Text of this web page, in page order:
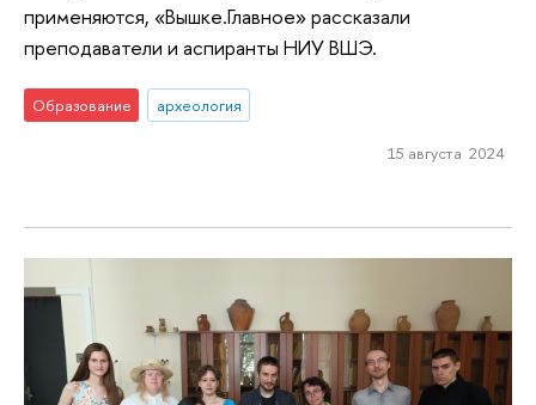
применяются, «Вышке.Главное» рассказали
преподаватели и аспиранты НИУ ВШЭ.
Образование археология
15 августа 2024